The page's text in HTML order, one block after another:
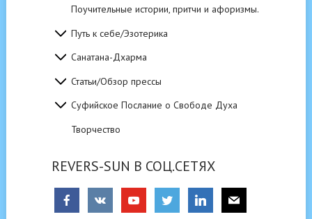
Поучительные истории, притчи и афоризмы.
Путь к себе/Эзотерика
Санатана-Дхарма
Статьи/Обзор прессы
Суфийское Послание о Свободе Духа
Творчество
REVERS-SUN В СОЦ.СЕТЯХ